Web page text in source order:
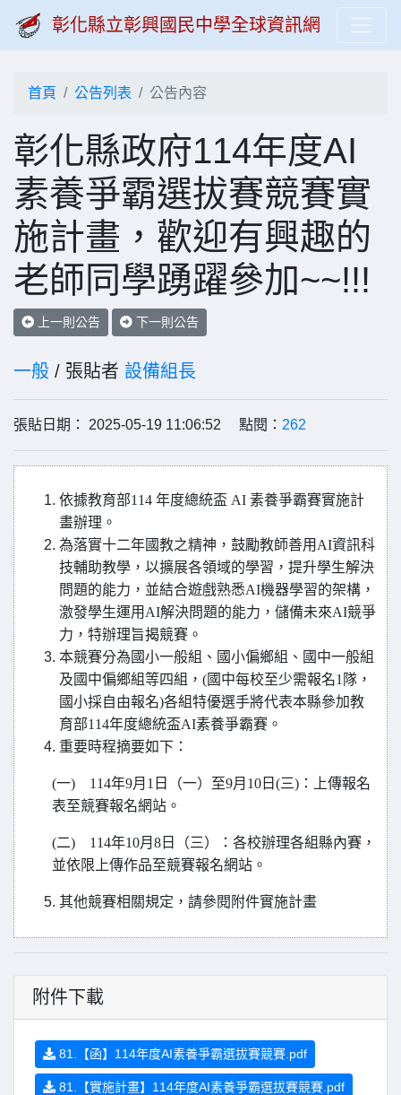
彰化縣立彰興國民中學全球資訊網
首頁 公告列表 公告內容
彰化縣政府114年度AI
素養爭霸選拔賽競賽實
施計畫，歡迎有興趣的
老師同學踴躍參加~~!!!
上一則公告 下一則公告
一般 / 張貼者 設備組長
張貼日期： 2025-05-19 11:06:52 點閱： 262
依據教育部114 年度總統盃 AI 素養爭霸賽實施計
畫辦理。
為落實十二年國教之精神，鼓勵教師善用AI資訊科
技輔助教學，以擴展各領域的學習，提升學生解決
問題的能力，並結合遊戲熟悉AI機器學習的架構，
激發學生運用AI解決問題的能力，儲備未來AI競爭
力，特辦理旨揭競賽。
本競賽分為國小一般組、國小偏鄉組、國中一般組
及國中偏鄉組等四組，(國中每校至少需報名1隊，
國小採自由報名)各組特優選手將代表本縣參加教
育部114年度總統盃AI素養爭霸賽。
重要時程摘要如下：
(一) 114年9月1日（一）至9月10日(三)：上傳報名
表至競賽報名網站。
(二) 114年10月8日（三）：各校辦理各組縣內賽，
並依限上傳作品至競賽報名網站。
其他競賽相關規定，請參閱附件實施計畫
附件下載
81.【函】114年度AI素養爭霸選拔賽競賽.pdf
81.【實施計畫】114年度AI素養爭霸選拔賽競賽.pdf